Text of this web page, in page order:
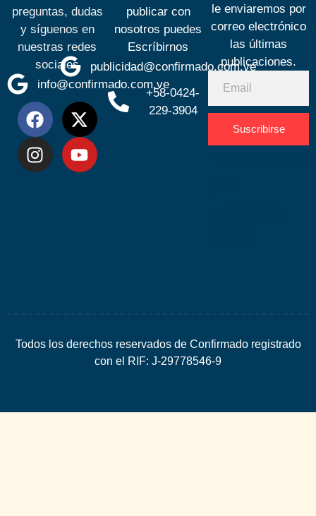
preguntas, dudas
y síguenos en
nuestras redes
sociales
info@confirmado.com.ve
publicar con
nosotros puedes
Escríbirnos
publicidad@confirmado.com.ve
+58-0424-
229-3904
le enviaremos por
correo electrónico
las últimas
publicaciones.
Suscribirse
Todos los derechos reservados de Confirmado registrado
con el RIF: J-29778546-9